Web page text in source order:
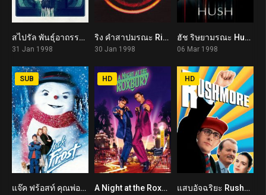
5.2
สไปรัล พันธุ์อาถรรพ์ Spiral (1998)
31 Jan 1998
7.2ริง คำสาปมรณะ Ringu (1998)
30 Jan 1998
5.5ฮัช ริษยามรณะ Hush (1998)
06 Mar 1998
5.4
SUB
แจ๊ค ฟร้อสท์ คุณพ่อมนุษย์หิมะ Jack Frost (1998) 6.2
HD
A Night at the Roxbury (1998) 7.7
HD
แสบอัจฉริยะ Rushmore (1998)